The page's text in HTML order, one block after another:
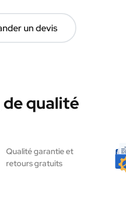
un devis
qualité
Qualité garantie et
retours gratuits